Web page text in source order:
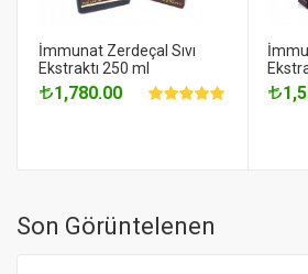
İmmunat Zerdeçal Sıvı
Ekstraktı 250 ml
1,780.00
Son Görüntelenen